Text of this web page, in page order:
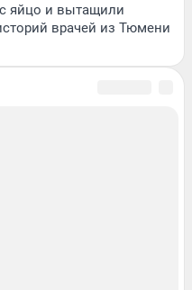
яйцо и вытащили
врачей из Тюмени